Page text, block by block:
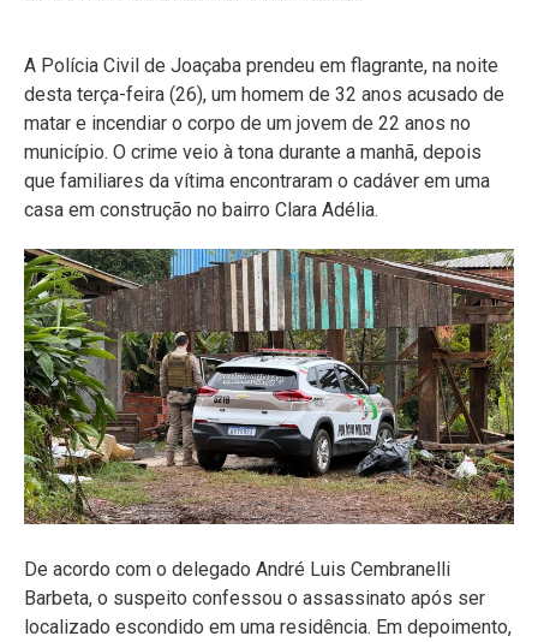
A Polícia Civil de Joaçaba prendeu em flagrante, na noite
desta terça-feira (26), um homem de 32 anos acusado de
matar e incendiar o corpo de um jovem de 22 anos no
município. O crime veio à tona durante a manhã, depois
que familiares da vítima encontraram o cadáver em uma
casa em construção no bairro Clara Adélia.
De acordo com o delegado André Luis Cembranelli
Barbeta, o suspeito confessou o assassinato após ser
localizado escondido em uma residência. Em depoimento,